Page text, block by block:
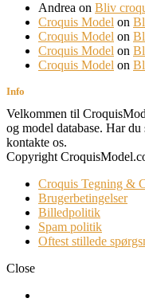
Andrea on Bliv
Croquis Model on
Croquis Model on
Croquis Model on
Croquis Model on
Info
Velkommen til
og model database. Har
kontakte os.
Copyright
Croquis Tegning &
Brugerbetingelser
Billedpolitik
Spam politik
Oftest stillede
Close